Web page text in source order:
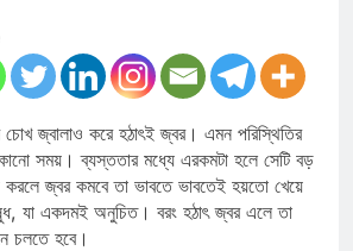
জ্বালাও করে হঠাৎই জ্বর। এমন পরিস্থিতির
সময়। ব্যস্ততার মধ্যে এরকমটা হলে সেটি বড়
করলে জ্বর কমবে তা ভাবতে ভাবতেই হয়তো খেয়ে
যা একদমই অনুচিত। বরং হঠাৎ জ্বর এলে তা
চলতে হবে।